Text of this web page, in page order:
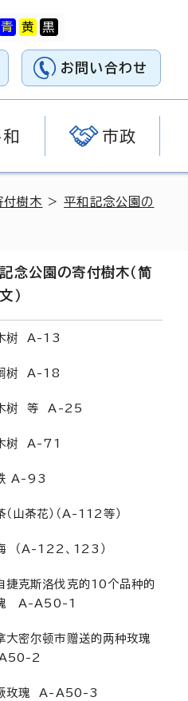
お問い合わせ
市政
付樹木 >平和記念公園の
念公園の寄付樹木（简
）
树 A-13
树 A-18
树 等 A-25
树 A-71
A-93
（山茶花）（A-112等）
（A-122、123）
捷克斯洛伐克的10个品种的
A-A50-1
大密尔顿市赠送的两种玫瑰
2
玫瑰 A-A50-3